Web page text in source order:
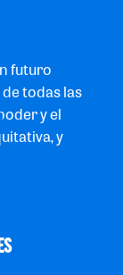
futuro
todas las
y el
y